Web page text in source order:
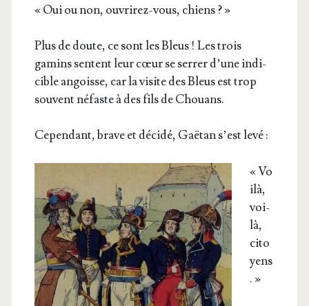
« Oui ou non, ouvri­rez-vous, chiens ? »
Plus de doute, ce sont les Bleus ! Les trois
gamins sentent leur cœur se ser­rer d’une indi­
cible angoisse, car la visite des Bleus est trop
sou­vent néfaste à des fils de Chouans.
Cepen­dant, brave et déci­dé, Gaë­tan s’est levé :
« Vo
i­là,
voi­
là,
cito
yens
. »